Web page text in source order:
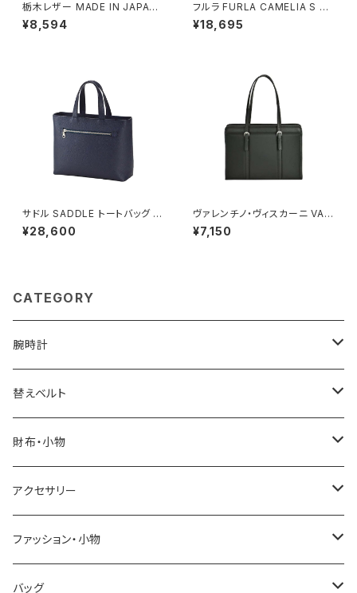
栃木レザー MADE IN JAPAN
ベルト 本革 日本製 メイドイン
ジャパン 50051665-brown メ
¥8,594
フルラ FURLA CAMELIA S C
OMPACT WALLETS 二つ折り
財布 wp00315-are000-430
¥18,695
サドル SADDLE トートバッグ ミ
ニトート 牛革 本革 日本製 姫路
産 自立 53447-3h メンズ レデ
¥28,600
ヴァレンチノ・ヴィスカーニ VAL
ENTINO VISCANI ビジネスバ
ッグ リクルートバッグ トートバッ
¥7,150
CATEGORY
腕時計
ELGIN
SALVATORE MARRA
CASIO
GRANDEUR
COGU
替えベルト
COACH
DANIEL WELLINGTON
LACOSTE
DIESEL
財布・小物
SONNE
DUCT
TRANSNUMBER
アクセサリー
GUCCI
TIFFANY&CO
ファッション・小物
DAKS
バッグ